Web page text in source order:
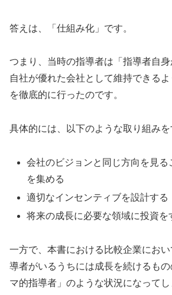
答えは、「仕組み化」です。
つまり、当時の指導者は「指導者自身
自社が優れた会社として維持できるよ
を徹底的に行ったのです。
具体的には、以下のような取り組み
会社のビジョンと同じ方向を見る
を集める
適切なインセンティブを設計する
将来の成長に必要な領域に投資を
一方で、本書における比較企業にお
導者がいるうちには成長を続けるも
マ的指導者」のような状況になってし